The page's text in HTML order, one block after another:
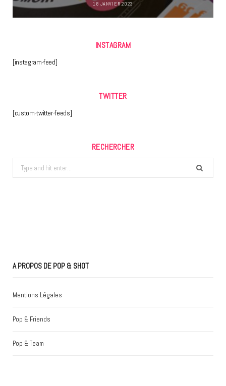
18 JANVIER 2023
INSTAGRAM
[instagram-feed]
TWITTER
[custom-twitter-feeds]
RECHERCHER
Search
for:
A PROPOS DE POP & SHOT
Mentions Légales
Pop & Friends
Pop & Team